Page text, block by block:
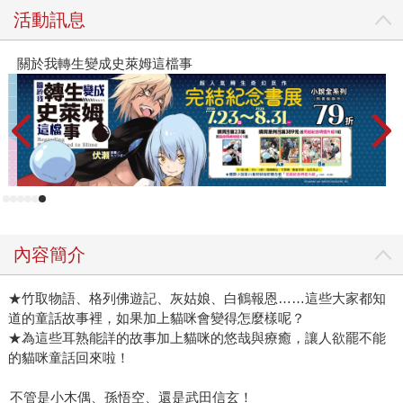
活動訊息
關於我轉生變成史萊姆這檔事
內容簡介
★竹取物語、格列佛遊記、灰姑娘、白鶴報恩……這些大家都知
道的童話故事裡，如果加上貓咪會變得怎麼樣呢？
★為這些耳熟能詳的故事加上貓咪的悠哉與療癒，讓人欲罷不能
的貓咪童話回來啦！
不管是小木偶、孫悟空、還是武田信玄！